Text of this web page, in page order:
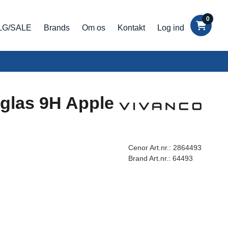
SALE Brands Om os Kontakt Log ind
0
9H Apple
Cenor Art.nr.: 2864493
Brand Art.nr.: 64493